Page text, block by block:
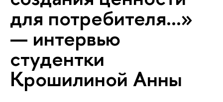
для потребителя...»
— интервью
студентки
Крошилиной Анны